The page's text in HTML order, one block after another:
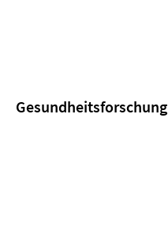
Gesundheitsforschung